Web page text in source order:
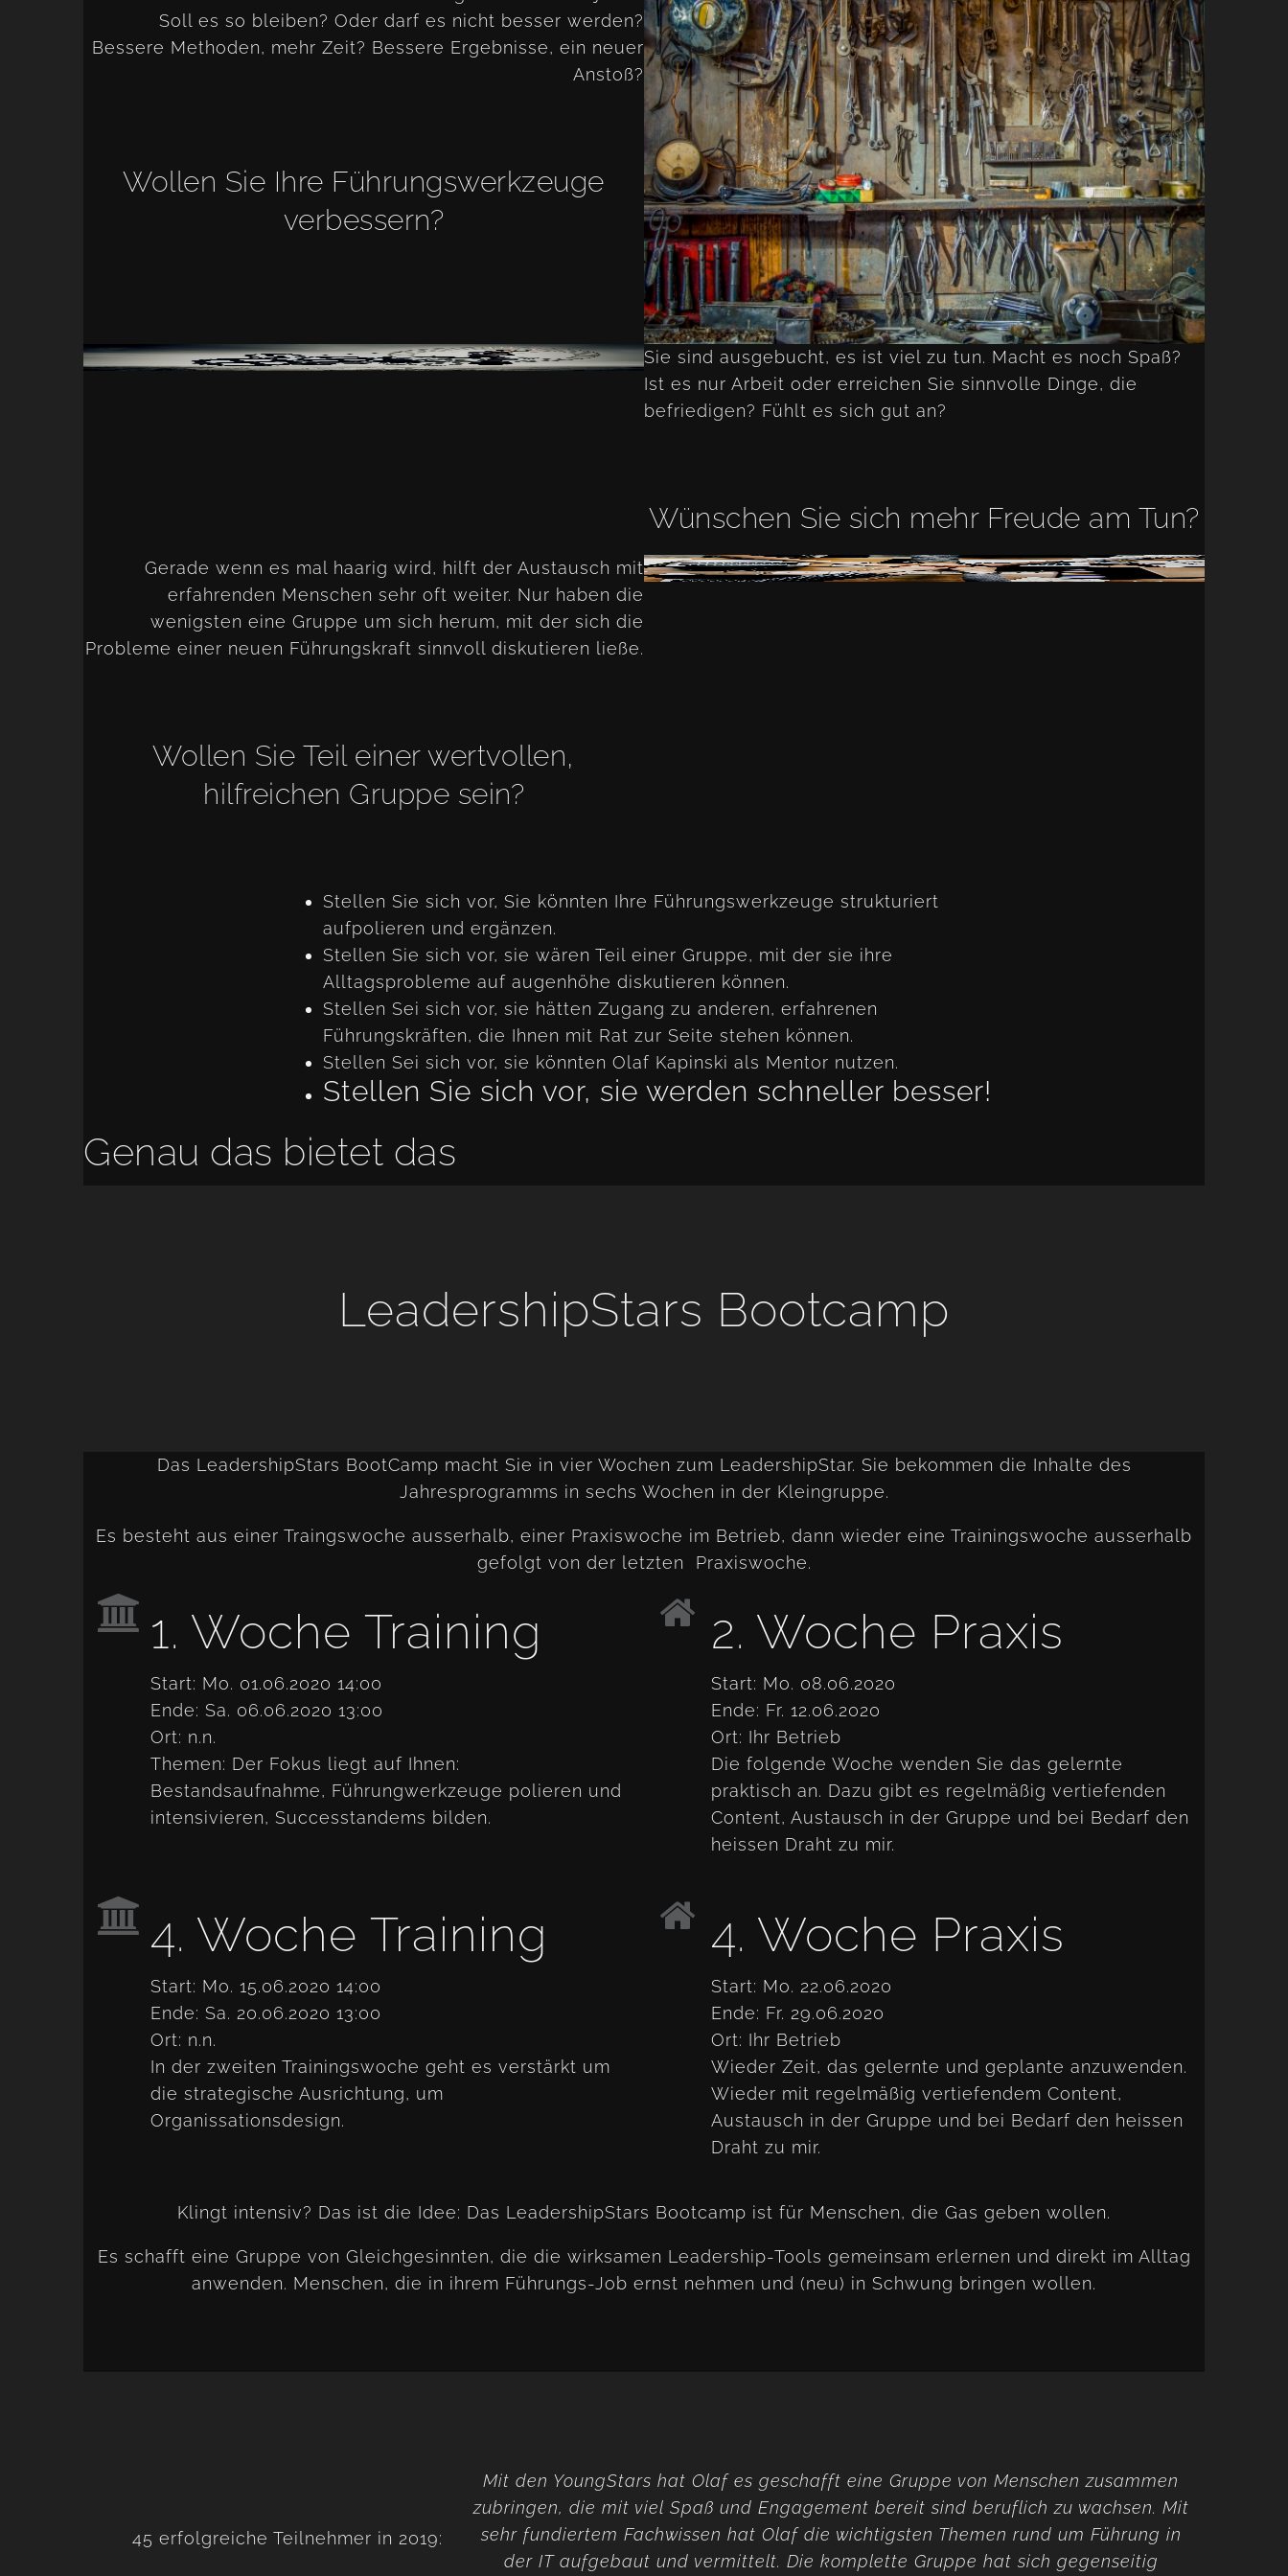
Soll es so bleiben? Oder darf es nicht besser werden?
Bessere Methoden, mehr Zeit? Bessere Ergebnisse, ein neuer
Anstoß?
Wollen Sie Ihre Führungswerkzeuge
verbessern?
Sie sind ausgebucht, es ist viel zu tun. Macht es noch Spaß?
Ist es nur Arbeit oder erreichen Sie sinnvolle Dinge, die
befriedigen? Fühlt es sich gut an?
Wünschen Sie sich mehr Freude am Tun?
Gerade wenn es mal haarig wird, hilft der Austausch mit
erfahrenden Menschen sehr oft weiter. Nur haben die
wenigsten eine Gruppe um sich herum, mit der sich die
Probleme einer neuen Führungskraft sinnvoll diskutieren ließe.
Wollen Sie Teil einer wertvollen,
hilfreichen Gruppe sein?
Stellen Sie sich vor, Sie könnten Ihre Führungswerkzeuge strukturiert
aufpolieren und ergänzen.
Stellen Sie sich vor, sie wären Teil einer Gruppe, mit der sie ihre
Alltagsprobleme auf augenhöhe diskutieren können.
Stellen Sei sich vor, sie hätten Zugang zu anderen, erfahrenen
Führungskräften, die Ihnen mit Rat zur Seite stehen können.
Stellen Sei sich vor, sie könnten Olaf Kapinski als Mentor nutzen.
Stellen Sie sich vor, sie werden schneller besser!
Genau das bietet das
LeadershipStars Bootcamp
Das LeadershipStars BootCamp macht Sie in vier Wochen zum LeadershipStar. Sie bekommen die Inhalte des
Jahresprogramms in sechs Wochen in der Kleingruppe.
Es besteht aus einer Traingswoche ausserhalb, einer Praxiswoche im Betrieb, dann wieder eine Trainingswoche ausserhalb
gefolgt von der letzten Praxiswoche.
1. Woche Training
Start: Mo. 01.06.2020 14:00
Ende: Sa. 06.06.2020 13:00
Ort: n.n.
Themen: Der Fokus liegt auf Ihnen:
Bestandsaufnahme, Führungwerkzeuge polieren und
intensivieren, Successtandems bilden.
2. Woche Praxis
Start: Mo. 08.06.2020
Ende: Fr. 12.06.2020
Ort: Ihr Betrieb
Die folgende Woche wenden Sie das gelernte
praktisch an. Dazu gibt es regelmäßig vertiefenden
Content, Austausch in der Gruppe und bei Bedarf den
heissen Draht zu mir.
4. Woche Training
Start: Mo. 15.06.2020 14:00
Ende: Sa. 20.06.2020 13:00
Ort: n.n.
In der zweiten Trainingswoche geht es verstärkt um
die strategische Ausrichtung, um
Organissationsdesign.
4. Woche Praxis
Start: Mo. 22.06.2020
Ende: Fr. 29.06.2020
Ort: Ihr Betrieb
Wieder Zeit, das gelernte und geplante anzuwenden.
Wieder mit regelmäßig vertiefendem Content,
Austausch in der Gruppe und bei Bedarf den heissen
Draht zu mir.
Klingt intensiv? Das ist die Idee: Das LeadershipStars Bootcamp ist für Menschen, die Gas geben wollen.
Es schafft eine Gruppe von Gleichgesinnten, die die wirksamen Leadership-Tools gemeinsam erlernen und direkt im Alltag
anwenden. Menschen, die in ihrem Führungs-Job ernst nehmen und (neu) in Schwung bringen wollen.
45 erfolgreiche Teilnehmer in 2019:
Mit den YoungStars hat Olaf es geschafft eine Gruppe von Menschen zusammen
zubringen, die mit viel Spaß und Engagement bereit sind beruflich zu wachsen. Mit
sehr fundiertem Fachwissen hat Olaf die wichtigsten Themen rund um Führung in
der IT aufgebaut und vermittelt. Die komplette Gruppe hat sich gegenseitig